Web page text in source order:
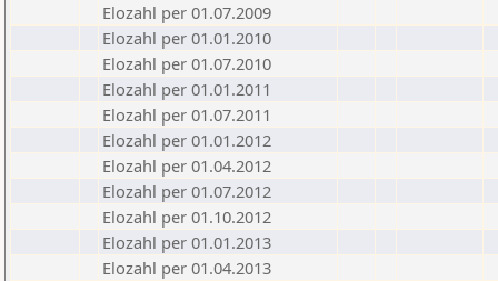
Elozahl per 01.07.2009
Elozahl per 01.01.2010
Elozahl per 01.07.2010
Elozahl per 01.01.2011
Elozahl per 01.07.2011
Elozahl per 01.01.2012
Elozahl per 01.04.2012
Elozahl per 01.07.2012
Elozahl per 01.10.2012
Elozahl per 01.01.2013
Elozahl per 01.04.2013